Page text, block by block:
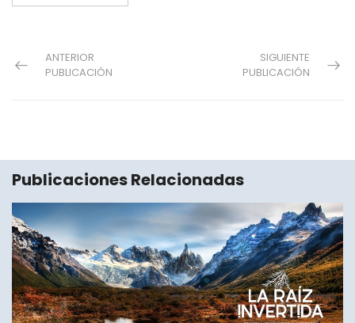
ANTERIOR
PUBLICACIÓN
SIGUIENTE
PUBLICACIÓN
Publicaciones Relacionadas